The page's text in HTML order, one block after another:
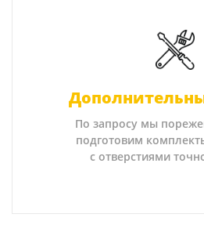
По запросу мы
подготовим
с отверстиями